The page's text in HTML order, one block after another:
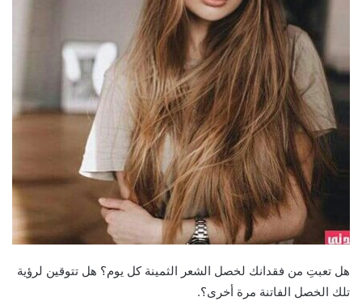
هل تعبتِ من فقدانك لخصل الشعر الثمينة كل يوم؟ هل تتوقين لرؤية
تلك الخصل الفاتنة مرة أخرى؟.